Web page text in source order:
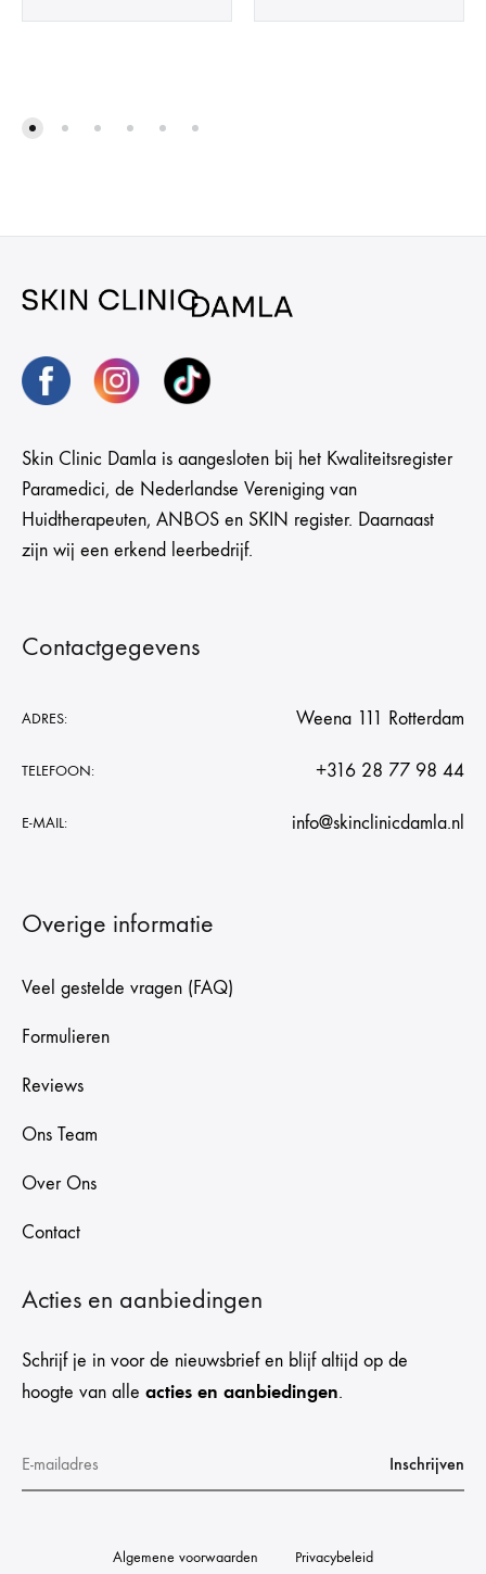
Skin Clinic Damla is aangesloten bij het Kwaliteitsregister
Paramedici, de Nederlandse Vereniging van
Huidtherapeuten, ANBOS en SKIN register. Daarnaast
zijn wij een erkend leerbedrijf.
Contactgegevens
ADRES: Weena 111 Rotterdam
TELEFOON: +316 28 77 98 44
E-MAIL: info@skinclinicdamla.nl
Overige informatie
Veel gestelde vragen (FAQ)
Formulieren
Reviews
Ons Team
Over Ons
Contact
Acties en aanbiedingen
Schrijf je in voor de nieuwsbrief en blijf altijd op de
hoogte van alle acties en aanbiedingen.
Algemene voorwaarden Privacybeleid